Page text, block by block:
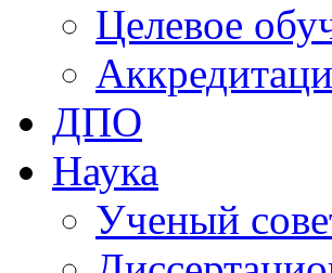
Целевое
ДПО
Наука
Ученый